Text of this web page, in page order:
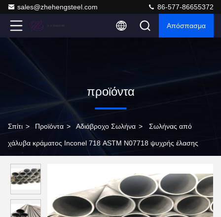
sales@zhehengsteel.com 86-577-86655372
Απόσπασμα
προϊόντα
Σπίτι > Προϊόντα > Αδιάβροχο Σωλήνα > Σωλήνας από
χάλυβα κράματος Inconel 718 ASTM N07718 ψυχρής έλασης